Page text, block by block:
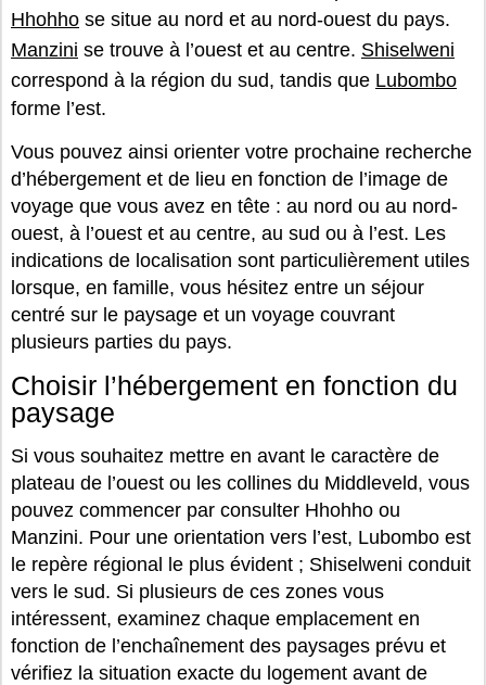
Hhohho se situe au nord et au nord-ouest du pays.
Manzini se trouve à l’ouest et au centre. Shiselweni
correspond à la région du sud, tandis que Lubombo
forme l’est.
Vous pouvez ainsi orienter votre prochaine recherche
d’hébergement et de lieu en fonction de l’image de
voyage que vous avez en tête : au nord ou au nord-
ouest, à l’ouest et au centre, au sud ou à l’est. Les
indications de localisation sont particulièrement utiles
lorsque, en famille, vous hésitez entre un séjour
centré sur le paysage et un voyage couvrant
plusieurs parties du pays.
Choisir l’hébergement en fonction du
paysage
Si vous souhaitez mettre en avant le caractère de
plateau de l’ouest ou les collines du Middleveld, vous
pouvez commencer par consulter Hhohho ou
Manzini. Pour une orientation vers l’est, Lubombo est
le repère régional le plus évident ; Shiselweni conduit
vers le sud. Si plusieurs de ces zones vous
intéressent, examinez chaque emplacement en
fonction de l’enchaînement des paysages prévu et
vérifiez la situation exacte du logement avant de